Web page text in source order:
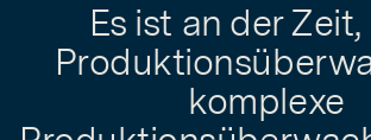
Es ist an der Zeit,
komplexe